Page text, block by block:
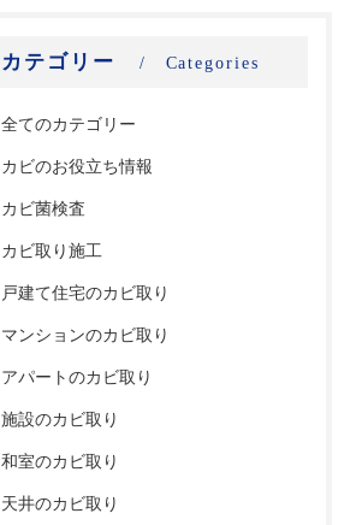
カテゴリー Categories
全てのカテゴリー
カビのお役立ち情報
カビ菌検査
カビ取り施工
戸建て住宅のカビ取り
マンションのカビ取り
アパートのカビ取り
施設のカビ取り
和室のカビ取り
天井のカビ取り